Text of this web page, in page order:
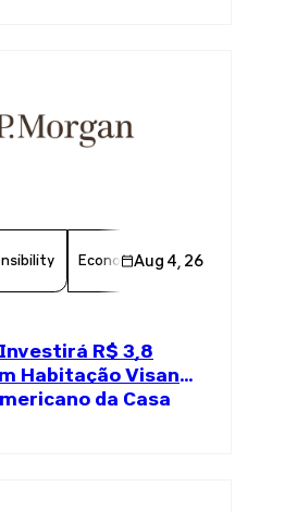
Economy Finance
Aug 4, 26
R$ 3,8
Habitação Visando
da Casa